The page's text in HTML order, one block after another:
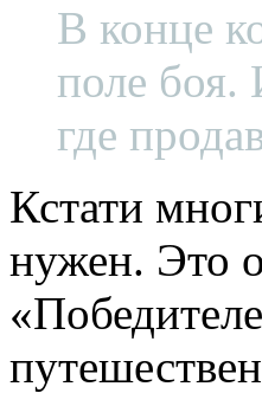
В конце
поле
где
Кстати
нужен. Это